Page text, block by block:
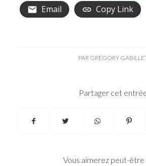
Email
Copy Link
PAR GRÉGORY
Partager cet
Vous aimerez peut-être